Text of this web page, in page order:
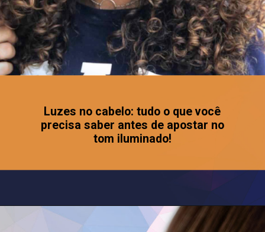
Luzes no cabelo: tudo o que você
precisa saber antes de apostar no
tom iluminado!